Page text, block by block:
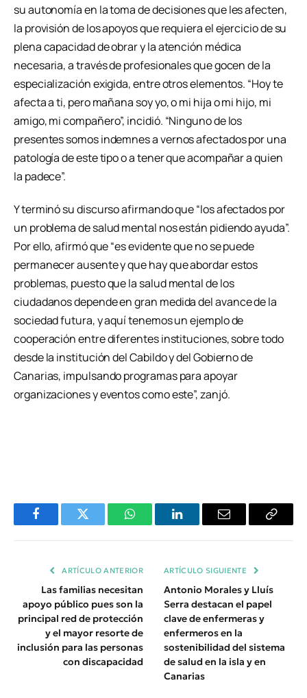
su autonomía en la toma de decisiones que les afecten,
la provisión de los apoyos que requiera el ejercicio de su
plena capacidad de obrar y la atención médica
necesaria, a través de profesionales que gocen de la
especialización exigida, entre otros elementos. “Hoy te
afecta a ti, pero mañana soy yo, o mi hija o mi hijo, mi
amigo, mi compañero”, incidió. “Ninguno de los
presentes somos indemnes a vernos afectados por una
patología de este tipo o a tener que acompañar a quien
la padece”.
Y terminó su discurso afirmando que “los afectados por
un problema de salud mental nos están pidiendo ayuda”.
Por ello, afirmó que “es evidente que no se puede
permanecer ausente y que hay que abordar estos
problemas, puesto que la salud mental de los
ciudadanos depende en gran medida del avance de la
sociedad futura, y aquí tenemos un ejemplo de
cooperación entre diferentes instituciones, sobre todo
desde la institución del Cabildo y del Gobierno de
Canarias, impulsando programas para apoyar
organizaciones y eventos como este”, zanjó.
FacebookTwitter WhatsAppLinkedInEmail
Copiar
ARTÍCULO ANTERIOR
Las familias necesitan
apoyo público pues son la
principal red de protección
y el mayor resorte de
inclusión para las personas
con discapacidad
ARTÍCULO SIGUIENTE
Antonio Morales y Lluís
Serra destacan el papel
clave de enfermeras y
enfermeros en la
sostenibilidad del sistema
de salud en la isla y en
Canarias